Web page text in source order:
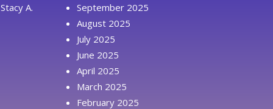
A.
September 2025
August 2025
July 2025
June 2025
April 2025
March 2025
February 2025